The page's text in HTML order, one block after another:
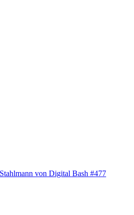
von Digital Bash #477